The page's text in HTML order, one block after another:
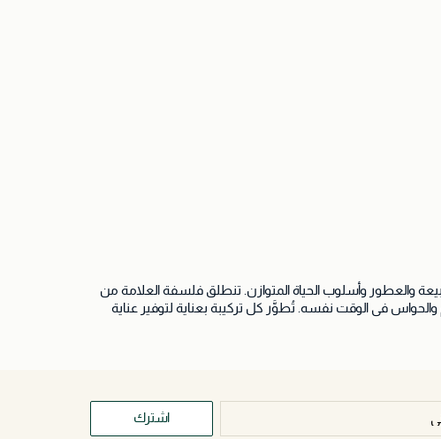
والعطور وأسلوب الحياة المتوازن. تنطلق فلسفة العلامة من
تحقيق الانسجام بين المكونات النباتية والابتكارات الحديثة في العناية بالبشرة والشعر، حيث تقدم منتجات تغذي الشعر والجسم والحواس في الوقت نفسه. تُطوَّر كل تركيبة بعناية لتوفير عناية
البسيطة، ولذلك تجمع بين المكونات الفعالة والعطور الأنيقة لتقديم منتجات تمنح
اشترك